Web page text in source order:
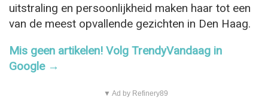
uitstraling en persoonlijkheid maken haar tot een
van de meest opvallende gezichten in Den Haag.
Mis geen artikelen! Volg TrendyVandaag in
Google →
▼ Ad by Refinery89